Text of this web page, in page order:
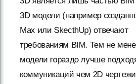
3D модели (например
Max или SkecthUp) отвечают
требованиям BIM. Тем не
модели гораздо лучше
коммуникаций чем 2D